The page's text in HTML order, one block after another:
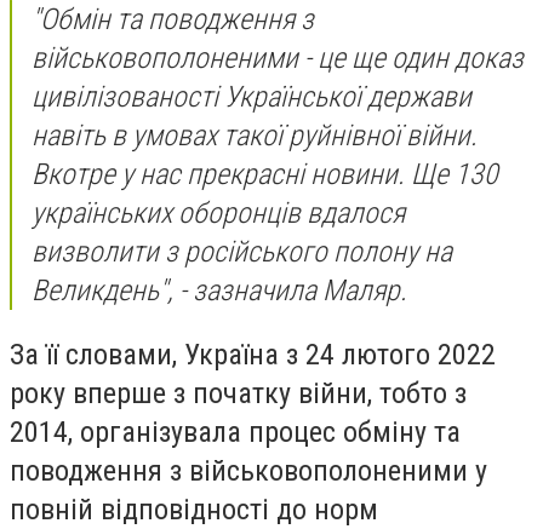
"Обмін та поводження з
військовополоненими - це ще один доказ
цивілізованості Української держави
навіть в умовах такої руйнівної війни.
Вкотре у нас прекрасні новини. Ще 130
українських оборонців вдалося
визволити з російського полону на
Великдень", - зазначила Маляр.
За її словами, Україна з 24 лютого 2022
року вперше з початку війни, тобто з
2014, організувала процес обміну та
поводження з військовополоненими у
повній відповідності до норм